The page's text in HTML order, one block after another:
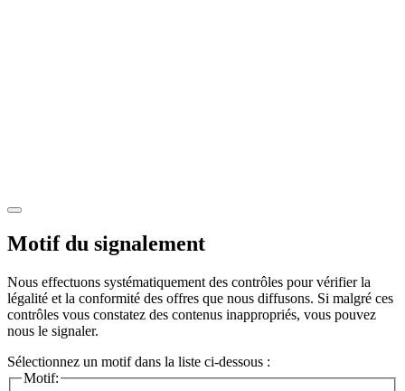
Motif du signalement
Nous effectuons systématiquement des contrôles pour vérifier la
légalité et la conformité des offres que nous diffusons. Si malgré ces
contrôles vous constatez des contenus inappropriés, vous pouvez
nous le signaler.
Sélectionnez un motif dans la liste ci-dessous :
Motif: